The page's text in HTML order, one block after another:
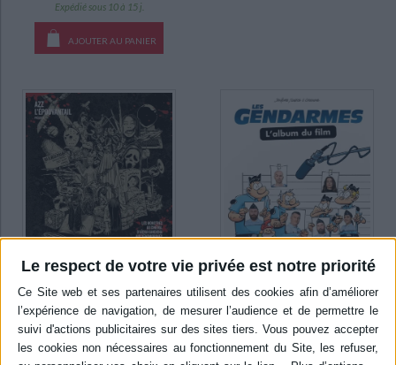
Le respect de votre vie privée est notre priorité
Expédié sous 10 à 15 j.
AJOUTER AU PANIER
Le bestiaire de l'horreur :
les monstres au cinéma,
d'Aïcha Kandisha aux
xénomorphes
Les gendarmes : l'album du
film
Auteur (illustrateur) :Henri
Jeanfaivre